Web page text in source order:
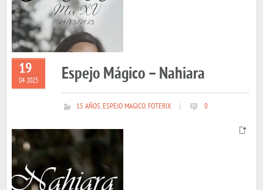
19
04 2025 Espejo Mágico – Nahiara
15 AÑOS,ESPEJO MAGICO,FOTERIX 0